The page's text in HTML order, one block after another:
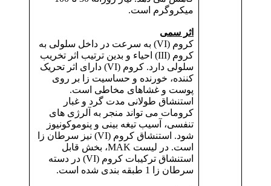
میکروگرم است.
اثر سمی
کروم (VI) به سرعت در داخل سلولی به
کروم (III) احیاء و بدین ترتیب اثر تخریب
سلولی دارد. کروم (VI) دارای اثر تحریک
کننده، خورنده و حساسیت زا بر روی
پوست و غشاهای مخاطی است.
استنشاق طولانی مدت گرد و غبار
کرومات می تواند منجر به آلرژی های
تنفسی، آسیب تیغه بینی و پنوموکونیوز
شود. استنشاق کروم (VI) نیز سرطان زا
است. در لیست MAK، بخش قابل
استنشاق ترکیبات کروم (VI) در دسته
سرطان زا 1 طبقه بندی شده است.